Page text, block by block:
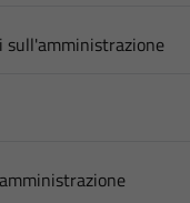
sull'amministrazione